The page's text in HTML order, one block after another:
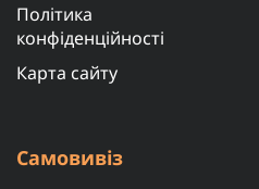
Політика
конфіденційності
Карта сайту
Самовивіз